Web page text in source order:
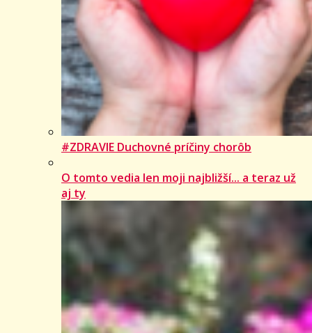
#ZDRAVIE Duchovné príčiny chorôb
O tomto vedia len moji najbližší... a teraz už
aj ty